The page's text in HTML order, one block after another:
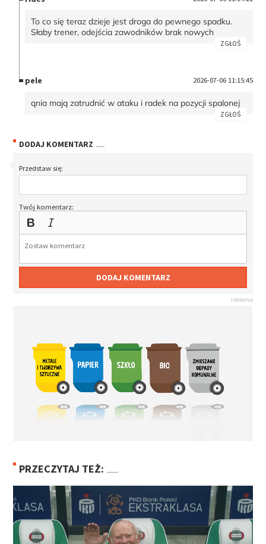
To co się teraz dzieje jest droga do pewnego spadku.
Słaby trener, odejścia zawodników brak nowych
ZGŁOŚ
pele 2026-07-06 11:15:45
qnia mają zatrudnić w ataku i radek na pozycji spalonej
ZGŁOŚ
DODAJ KOMENTARZ
Przedstaw się:
Twój komentarz:
DODAJ KOMENTARZ
PRZECZYTAJ TEŻ: